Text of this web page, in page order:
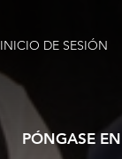
INICIO DE SESIÓN
PÓNGASE